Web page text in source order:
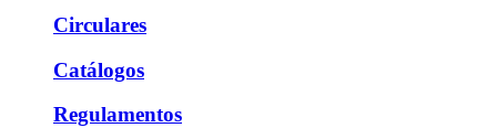
Circulares
Catálogos
Regulamentos